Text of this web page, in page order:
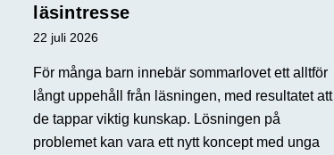
läsintresse
22 juli 2026
För många barn innebär sommarlovet ett alltför
långt uppehåll från läsningen, med resultatet att
de tappar viktig kunskap. Lösningen på
problemet kan vara ett nytt koncept med unga